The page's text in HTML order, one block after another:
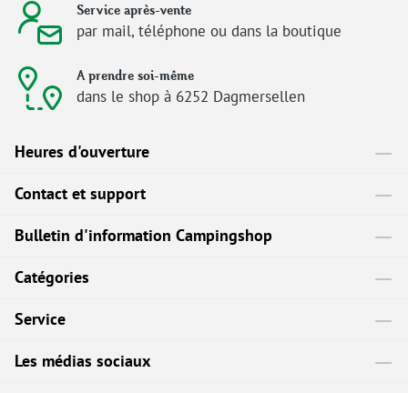
Service après-vente
par mail, téléphone ou dans la boutique
A prendre soi-même
dans le shop à 6252 Dagmersellen
Heures d'ouverture
Contact et support
Bulletin d'information Campingshop
Catégories
Service
Les médias sociaux